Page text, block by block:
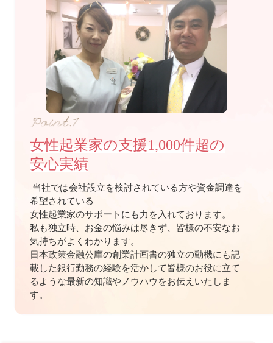
女性起業家の支援1,000件超の
安心実績
当社では会社設立を検討されている方や資金調達を
希望されている
女性起業家のサポートにも力を入れております。
私も独立時、お金の悩みは尽きず、皆様の不安なお
気持ちがよくわかります。
日本政策金融公庫の創業計画書の独立の動機にも記
載した銀行勤務の経験を活かして皆様のお役に立て
るような最新の知識やノウハウをお伝えいたしま
す。